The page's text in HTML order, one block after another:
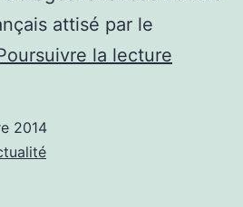
attisé par le
la lecture
2014